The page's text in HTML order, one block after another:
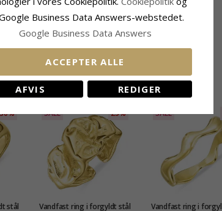
Str. På Lager: 2-3 Hverdage
RELATEREDE PRODUKTER
stål
SALE 25%
Vandfast ring i forgyldt stål
SALE
Vandfast ring i
Business Data Answers-webstedet.
Google Business Data Answers
ACCEPTER ALLE
AFVIS REDIGER